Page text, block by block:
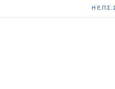
Η Ε.Π.Σ.